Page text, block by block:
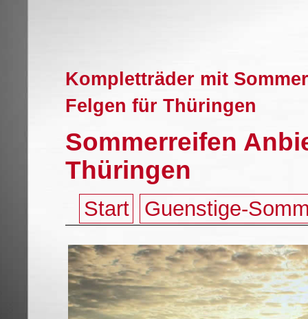
Kompletträder mit
Felgen für Thüringen
Sommerreifen
Thüringen
Start Guenstige-